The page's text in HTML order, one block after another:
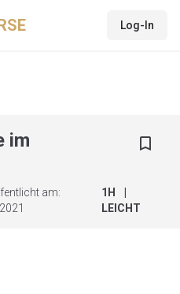
Log-In
im
bookmark_border
am:
1 H
LEICHT